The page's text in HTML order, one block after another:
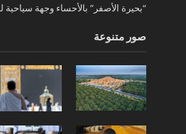
“بحيرة الأصفر” بالأحساء وجهة سياحية
صور متنوعة